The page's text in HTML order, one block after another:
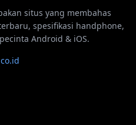
situs yang membahas
spesifikasi handphone,
Android & iOS.